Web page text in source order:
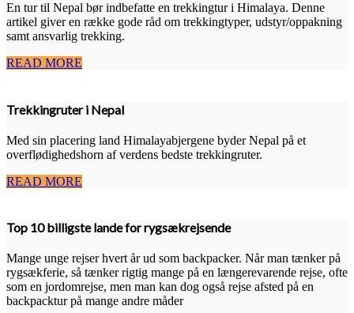
En tur til Nepal bør indbefatte en trekkingtur i Himalaya. Denne
artikel giver en række gode råd om trekkingtyper, udstyr/oppakning
samt ansvarlig trekking.
READ MORE
Trekkingruter i Nepal
Med sin placering land Himalayabjergene byder Nepal på et
overflødighedshorn af verdens bedste trekkingruter.
READ MORE
Top 10 billigste lande for rygsækrejsende
Mange unge rejser hvert år ud som backpacker. Når man tænker på
rygsækferie, så tænker rigtig mange på en længerevarende rejse, ofte
som en jordomrejse, men man kan dog også rejse afsted på en
backpacktur på mange andre måder